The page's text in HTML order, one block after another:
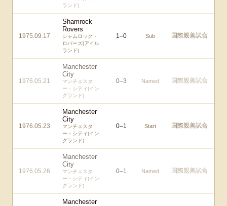
ランド)
1975.09.17
Shamrock
Rovers
シャムロック・
ロバーズ(アイル
ランド)
1–0 Sub 国際親善試合
1976.05.21
Manchester
City
マンチェスタ
ー・シティ(イン
グランド)
0–3 Named 国際親善試合
1976.05.23
Manchester
City
マンチェスタ
ー・シティ(イン
グランド)
0–1 Start 国際親善試合
1976.05.26
Manchester
City
マンチェスタ
ー・シティ(イン
グランド)
0–1 Named 国際親善試合
Manchester